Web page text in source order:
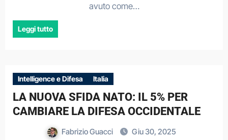
avuto come…
Leggi tutto
Intelligence e Difesa Italia
LA NUOVA SFIDA NATO: IL 5% PER
CAMBIARE LA DIFESA OCCIDENTALE
Fabrizio Guacci Giu 30, 2025